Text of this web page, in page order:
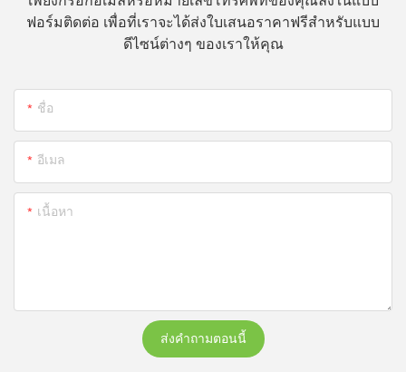
ฟอร์มติดต่อ เพื่อที่เราจะได้ส่งใบเสนอราคาฟรีสำหรับแบบ
ดีไซน์ต่างๆ ของเราให้คุณ
ชื่อ
อีเมล
เนื้อหา
ส่งคำถามตอนนี้